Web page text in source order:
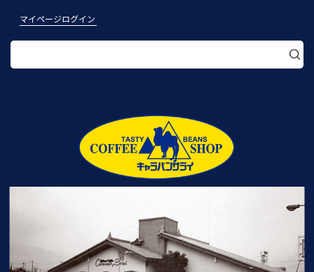
マイページログイン